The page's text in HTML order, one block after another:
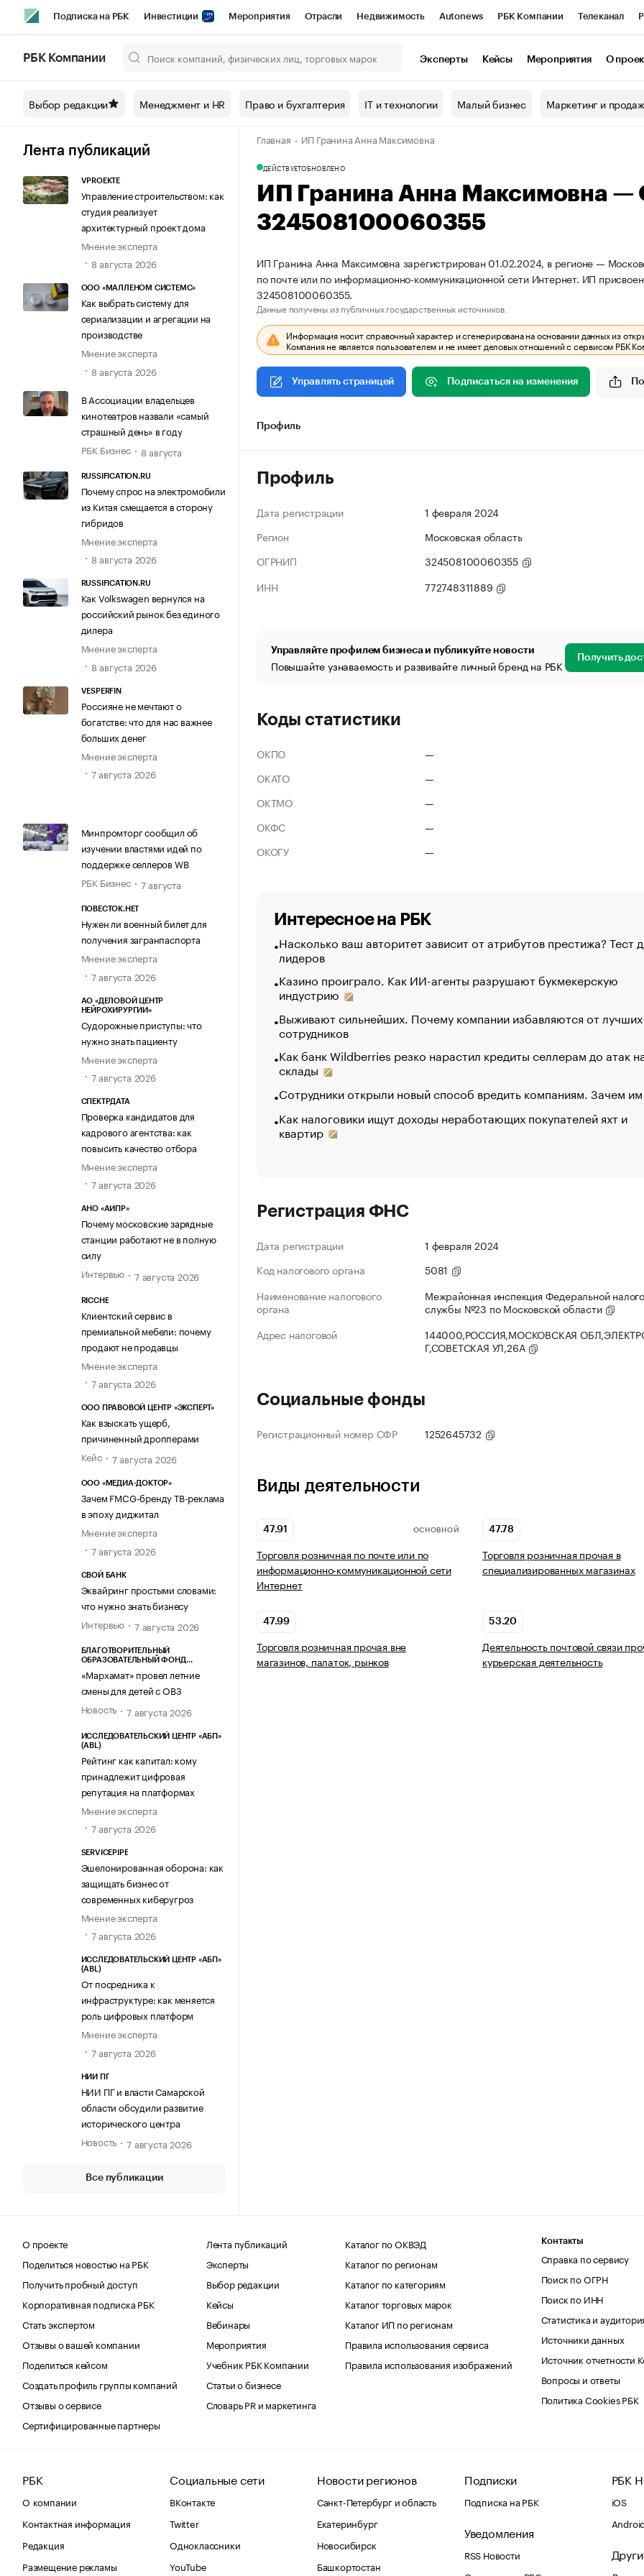
Подписка на РБК Инвестиции Мероприятия Отрасли Недвижимость Autonews РБК Компании Телеканал
Спецпроекты СПб Конференции СПб Спецпроекты Проверка контрагентов
Технологии и медиа Рынок наличной валюты
РБК Компании Эксперты Кейсы Мероприятия О
Выбор редакции Менеджмент и HR Право и бухгалтерия IT и технологии Малый бизнес Маркетинг и
Лента публикаций
VPROEKTE
Управление строительством: как
студия реализует
архитектурный проект дома
Мнение эксперта
8 августа 2026
ООО «МАЛЛЕНОМ СИСТЕМС»
Как выбрать систему для
сериализации и агрегации на
производстве
Мнение эксперта
8 августа 2026
В Ассоциации владельцев
кинотеатров назвали «самый
страшный день» в году
РБК Бизнес
8 августа
RUSSIFICATION.RU
Почему спрос на электромобили
из Китая смещается в сторону
гибридов
Мнение эксперта
8 августа 2026
RUSSIFICATION.RU
Как Volkswagen вернулся на
российский рынок без единого
дилера
Мнение эксперта
8 августа 2026
VESPERFIN
Россияне не мечтают о
богатстве: что для нас важнее
больших денег
Мнение эксперта
7 августа 2026
Минпромторг сообщил об
изучении властями идей по
поддержке селлеров WB
РБК Бизнес
7 августа
ПОВЕСТОК.НЕТ
Нужен ли военный билет для
получения загранпаспорта
Мнение эксперта
7 августа 2026
АО «ДЕЛОВОЙ ЦЕНТР
НЕЙРОХИРУРГИИ»
Судорожные приступы: что
нужно знать пациенту
Мнение эксперта
7 августа 2026
СПЕКТРДАТА
Проверка кандидатов для
кадрового агентства: как
повысить качество отбора
Мнение эксперта
7 августа 2026
АНО «АИПР»
Почему московские зарядные
станции работают не в полную
силу
Интервью
7 августа 2026
RICCHE
Клиентский сервис в
премиальной мебели: почему
продают не продавцы
Мнение эксперта
7 августа 2026
ООО ПРАВОВОЙ ЦЕНТР «ЭКСПЕРТ»
Как взыскать ущерб,
причиненный дропперами
Кейс
7 августа 2026
ООО «МЕДИА-ДОКТОР»
Зачем FMCG-бренду ТВ-реклама
в эпоху диджитал
Мнение эксперта
7 августа 2026
СВОЙ БАНК
Эквайринг простыми словами:
что нужно знать бизнесу
Интервью
7 августа 2026
БЛАГОТВОРИТЕЛЬНЫЙ
ОБРАЗОВАТЕЛЬНЫЙ ФОНД
«Мархамат» провел летние
смены для детей с ОВЗ
Новость
7 августа 2026
ИССЛЕДОВАТЕЛЬСКИЙ ЦЕНТР «АБП»
(ABL)
Рейтинг как капитал: кому
принадлежит цифровая
репутация на платформах
Мнение эксперта
7 августа 2026
SERVICEPIPE
Эшелонированная оборона: как
защищать бизнес от
современных киберугроз
Мнение эксперта
7 августа 2026
ИССЛЕДОВАТЕЛЬСКИЙ ЦЕНТР «АБП»
(ABL)
От посредника к
инфраструктуре: как меняется
роль цифровых платформ
Мнение эксперта
7 августа 2026
НИИ ПГ
НИИ ПГ и власти Самарской
области обсудили развитие
исторического центра
Новость
7 августа 2026
Все публикации
Главная ИП Гранина Анна Максимовна
ДЕЙСТВУЕТОБНОВЛЕНО
ИП Гранина Анна Максимовна
324508100060355
ИП Гранина Анна Максимовна зарегистрирован 01.02.2024, в регионе —
по почте или по информационно-коммуникационной сети Интернет. ИП
324508100060355.
Данные получены из публичных государственных источников.
Информация носит справочный характер и сгенерирована на основании данных из
Компания не является пользователем и не имеет деловых отношений с сервисом РБК
Управлять страницей Подписаться на изменения
Профиль
Профиль
Дата регистрации
1 февраля 2024
Регион
Московская область
ОГРНИП
324508100060355
ИНН
772748311889
Управляйте профилем бизнеса и публикуйте новости
Повышайте узнаваемость и развивайте личный бренд на РБК Получить
Коды статистики
ОКПО
—
ОКАТО
—
ОКТМО
—
ОКФС
—
ОКОГУ
—
Интересное на РБК
Насколько ваш авторитет зависит от атрибутов престижа? Тест
лидеров
Казино проиграло. Как ИИ-агенты разрушают букмекерскую
индустрию
Выживают сильнейших. Почему компании избавляются от лучших
сотрудников
Как банк Wildberries резко нарастил кредиты селлерам до атак
склады
Сотрудники открыли новый способ вредить компаниям. Зачем
Как налоговики ищут доходы неработающих покупателей яхт и
квартир
Регистрация ФНС
Дата регистрации
1 февраля 2024
Код налогового органа
5081
Наименование налогового
органа
Межрайонная инспекция Федеральной
службы №23 по Московской области
Адрес налоговой
144000,РОССИЯ,МОСКОВСКАЯ
Г,СОВЕТСКАЯ УЛ,26А
Социальные фонды
Регистрационный номер СФР 1252645732
Виды деятельности
47.91 ОСНОВНОЙ
Торговля розничная по почте или по
информационно-коммуникационной сети
Интернет
47.78
Торговля розничная прочая в
специализированных магазинах
47.99
Торговля розничная прочая вне
магазинов, палаток, рынков
53.20
Деятельность почтовой связи
курьерская деятельность
О проекте
Поделиться новостью на РБК
Получить пробный доступ
Корпоративная подписка РБК
Стать экспертом
Отзывы о вашей компании
Поделиться кейсом
Создать профиль группы компаний
Отзывы о сервисе
Сертифицированные партнеры
Лента публикаций
Эксперты
Выбор редакции
Кейсы
Вебинары
Мероприятия
Учебник РБК Компании
Статьи о бизнесе
Словарь PR и маркетинга
Каталог по ОКВЭД
Каталог по регионам
Каталог по категориям
Каталог торговых марок
Каталог ИП по регионам
Правила использования сервиса
Правила использования изображений
Контакты
Справка по сервису
Поиск по ОГРН
Поиск по ИНН
Статистика и
Источники данных
Источник отчетности
Вопросы и ответы
Политика Cookies РБК
РБК
О компании
Контактная информация
Редакция
Размещение рекламы
Социальные сети
ВКонтакте
Twitter
Одноклассники
YouTube
Новости регионов
Санкт-Петербург и область
Екатеринбург
Новосибирск
Башкортостан
Подписки
Подписка на РБК
Уведомления
RSS Новости
РБК
iOS